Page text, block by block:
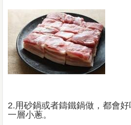
2.用砂鍋或者鑄鐵鍋做，都會
一層小蔥。